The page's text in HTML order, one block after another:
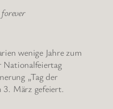
wenige Jahre zum
Nationalfeiertag
„Tag der
3. März gefeiert.